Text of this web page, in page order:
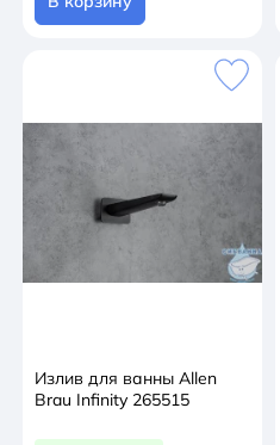
Излив для ванны Allen
Brau Infinity 265515